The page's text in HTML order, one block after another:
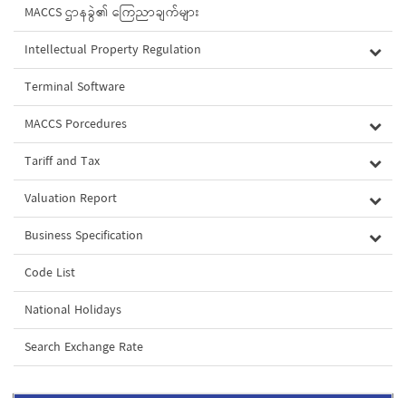
MACCS ဌာနခွဲ၏ ကြေညာချက်များ
Intellectual Property Regulation
Terminal Software
MACCS Porcedures
Tariff and Tax
Valuation Report
Business Specification
Code List
National Holidays
Search Exchange Rate